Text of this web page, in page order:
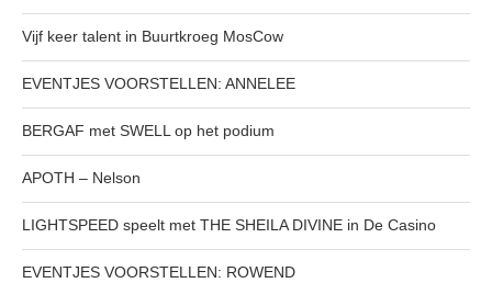
Vijf keer talent in Buurtkroeg MosCow
EVENTJES VOORSTELLEN: ANNELEE
BERGAF met SWELL op het podium
APOTH – Nelson
LIGHTSPEED speelt met THE SHEILA DIVINE in De Casino
EVENTJES VOORSTELLEN: ROWEND